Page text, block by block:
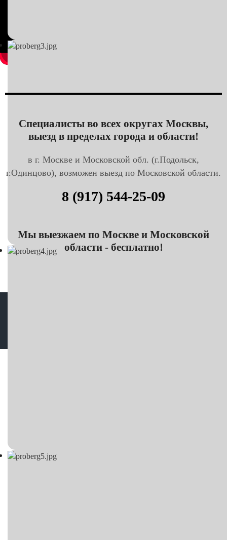
Специалисты во всех округах Москвы,
выезд в пределах города и области!
в г. Москве и Московской обл. (г.Подольск,
г.Одинцово), возможен выезд по Московской области.
8 (917) 544-25-09
Мы выезжаем по Москве и Московской
области - бесплатно!